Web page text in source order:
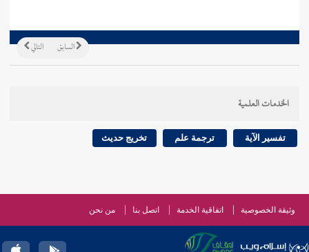
التالي السابق
الخدمات العلمية
تفسير الآية ترجمة علم تخريج حديث
وثيقة الخصوصية اتفاقية الخدمة اتصل بنا من نحن